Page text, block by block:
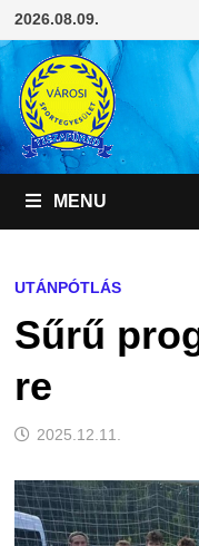
Skip
to
content
2026.08.09.
MENU
UTÁNPÓTLÁS
Sűrű
re
2025.12.11.